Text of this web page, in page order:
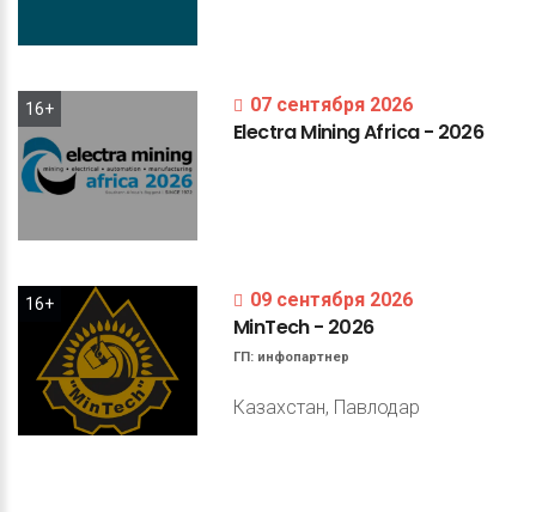
16+ 07 сентября 2026
ElectraMiningAfrica- 2026
16+ 09 сентября 2026
MinTech- 2026
ГП: инфопартнер
Казахстан, Павлодар